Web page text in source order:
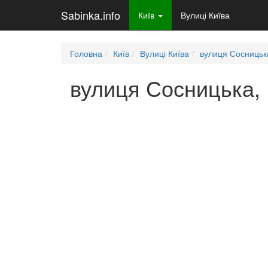
Sabinka.info Київ Вулиці Київа
Головна Київ Вулиці Київа вулиця
вулиця Сосницька,